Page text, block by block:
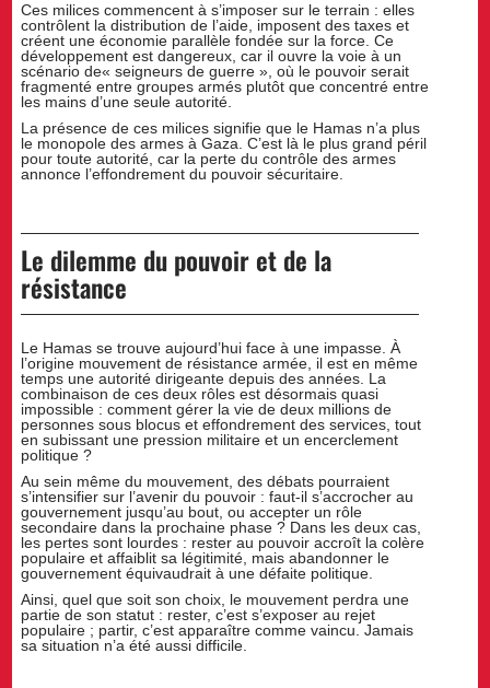
Ces milices commencent à s’imposer sur le terrain : elles
contrôlent la distribution de l’aide, imposent des taxes et
créent une économie parallèle fondée sur la force. Ce
développement est dangereux, car il ouvre la voie à un
scénario de« seigneurs de guerre », où le pouvoir serait
fragmenté entre groupes armés plutôt que concentré entre
les mains d’une seule autorité.
La présence de ces milices signifie que le Hamas n’a plus
le monopole des armes à Gaza. C’est là le plus grand péril
pour toute autorité, car la perte du contrôle des armes
annonce l’effondrement du pouvoir sécuritaire.
Le dilemme du pouvoir et de la
résistance
Le Hamas se trouve aujourd’hui face à une impasse. À
l’origine mouvement de résistance armée, il est en même
temps une autorité dirigeante depuis des années. La
combinaison de ces deux rôles est désormais quasi
impossible : comment gérer la vie de deux millions de
personnes sous blocus et effondrement des services, tout
en subissant une pression militaire et un encerclement
politique ?
Au sein même du mouvement, des débats pourraient
s’intensifier sur l’avenir du pouvoir : faut-il s’accrocher au
gouvernement jusqu’au bout, ou accepter un rôle
secondaire dans la prochaine phase ? Dans les deux cas,
les pertes sont lourdes : rester au pouvoir accroît la colère
populaire et affaiblit sa légitimité, mais abandonner le
gouvernement équivaudrait à une défaite politique.
Ainsi, quel que soit son choix, le mouvement perdra une
partie de son statut : rester, c’est s’exposer au rejet
populaire ; partir, c’est apparaître comme vaincu. Jamais
sa situation n’a été aussi difficile.